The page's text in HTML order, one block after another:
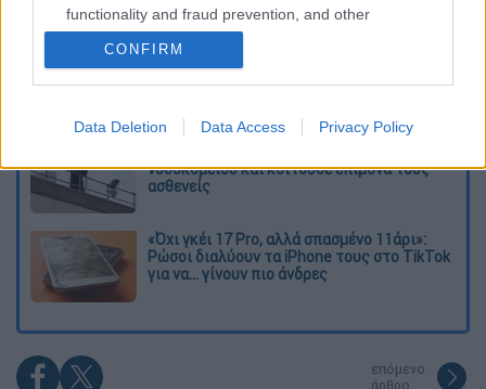
functionality and fraud prevention, and other
user protection.
CONFIRM
Data Deletion Data Access Privacy Policy
στο εσωτερικό εν μέσω πολέμου
Η πρώτη δήλωση της οικογένειας της
38χρονης Βρετανίδας που δολοφονήθηκε
νοσοκομείου και κοιτούσε επίμονα τους
ασθενείς
«Όχι γκέι 17 Pro, αλλά σπασμένο 11άρι»:
Ρώσοι διαλύουν τα iPhone τους στο TikTok
για να... γίνουν πιο άνδρες
επόμενο
άρθρο